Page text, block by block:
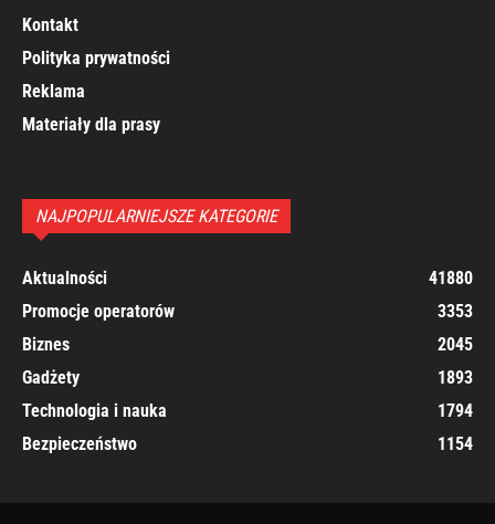
Kontakt
Polityka prywatności
Reklama
Materiały dla prasy
NAJPOPULARNIEJSZE KATEGORIE
Aktualności
41880
Promocje operatorów
3353
Biznes
2045
Gadżety
1893
Technologia i nauka
1794
Bezpieczeństwo
1154